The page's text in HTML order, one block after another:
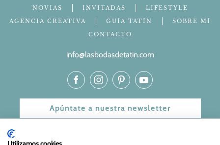
NOVIAS INVITADAS
LIFESTYLE
AGENCIA CREATIVA
GUÍA TATÍN
SOBRE MÍ
CONTACTO
info@lasbodasdetatin.com
Apúntate a nuestra newsletter